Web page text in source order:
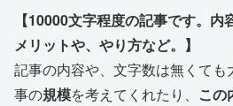
【10000文字程度の記事です。
メリットや、やり方など。】
記事の内容や、文字数は無くて
事の規模を考えてくれたり、 この